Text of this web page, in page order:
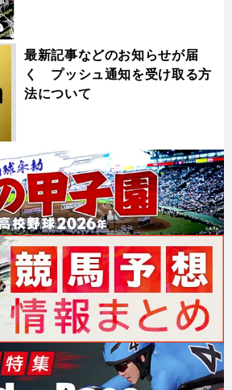
最新記事などのお知らせが届
く プッシュ通知を受け取る方
法について